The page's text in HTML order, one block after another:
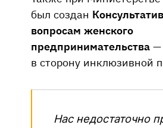
был создан
вопросам женского
предпринимательства —
в сторону инклюзивной
Нас недостаточно